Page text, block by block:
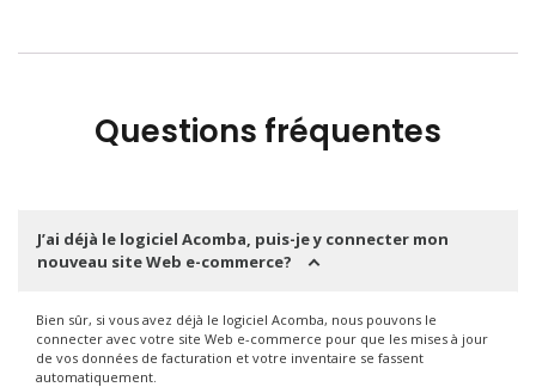
Questions fréquentes
J’ai déjà le logiciel Acomba, puis-je y connecter mon
nouveau site Web e-commerce?
Bien sûr, si vous avez déjà le logiciel Acomba, nous pouvons le
connecter avec votre site Web e-commerce pour que les mises à jour
de vos données de facturation et votre inventaire se fassent
automatiquement.